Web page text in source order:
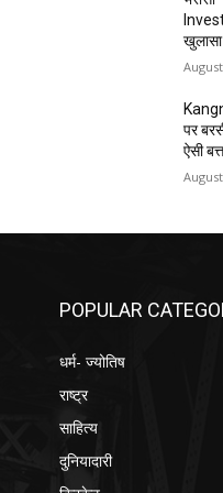
खुलासा
पर
ऐसी
POPULAR
धर्म- ज्योतिष
राष्ट्र
साहित्य
दुनियादारी